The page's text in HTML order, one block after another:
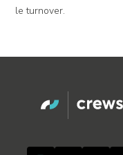
le turnover.